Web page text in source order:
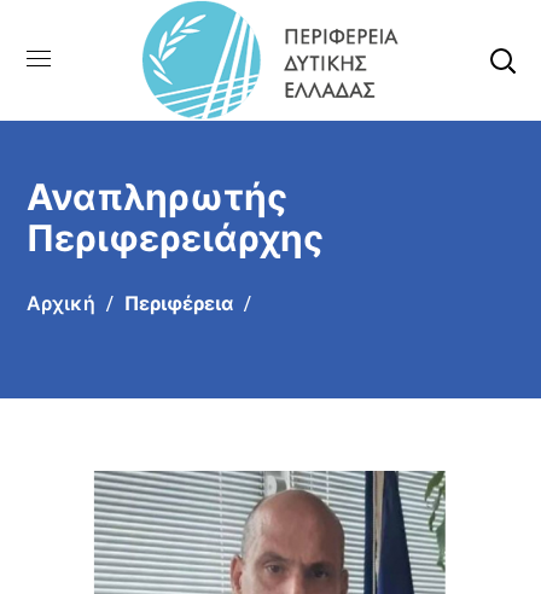
Αναπληρωτής
Περιφερειάρχης
Αρχική Περιφέρεια